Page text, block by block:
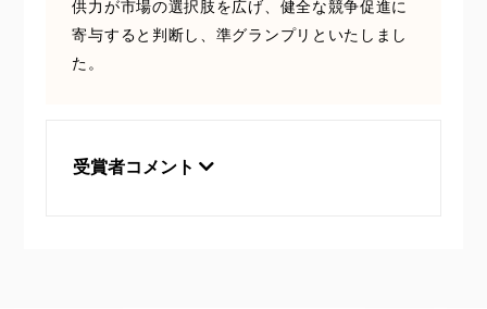
供力が市場の選択肢を広げ、健全な競争促進に
寄与すると判断し、準グランプリといたしまし
た。
受賞者コメント